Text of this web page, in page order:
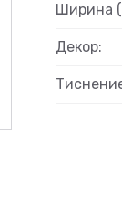
Ширина
Декор: